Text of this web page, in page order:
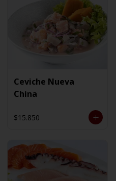
Ceviche Nueva
China
$15.850